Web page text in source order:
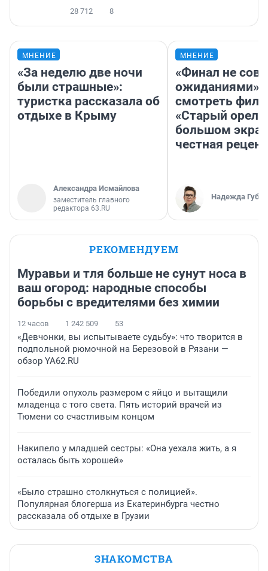
28 712 8
МНЕНИЕ
«За неделю две ночи
были страшные»:
туристка рассказала об
отдыхе в Крыму
Александра Исмайлова
заместитель главного
редактора 63.RU
МНЕНИЕ
«Финал не
ожиданиями»:
смотреть
«Старый орел»
большом
честная
Надежда
РЕКОМЕНДУЕМ
Муравьи и тля больше не сунут носа в
ваш огород: народные способы
борьбы с вредителями без химии
12 часов 1 242 509 53
«Девчонки, вы испытываете судьбу»: что творится в
подпольной рюмочной на Березовой в Рязани —
обзор YA62.RU
Победили опухоль размером с яйцо и вытащили
младенца с того света. Пять историй врачей из
Тюмени со счастливым концом
Накипело у младшей сестры: «Она уехала жить, а я
осталась быть хорошей»
«Было страшно столкнуться с полицией».
Популярная блогерша из Екатеринбурга честно
рассказала об отдыхе в Грузии
ЗНАКОМСТВА